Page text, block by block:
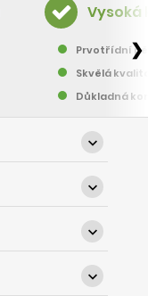
Vysoká
Prvotřídní
Skvělá
Důkladná
❯



